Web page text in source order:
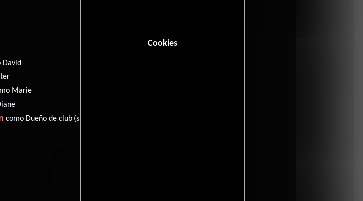
Cookies
David
Marie
como Dueño de club (sin
1h 31m (91 minutos).